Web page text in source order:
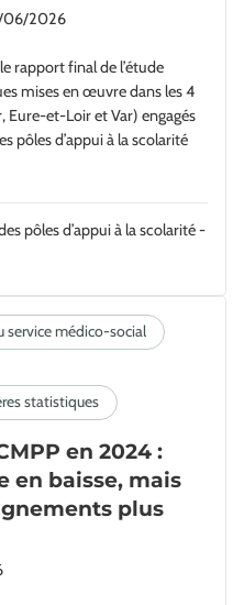
06/2026
rapport final de l’étude
mises en œuvre dans les 4
Eure-et-Loir et Var) engagés
pôles d’appui à la scolarité
pôles d’appui à la scolarité -
dans une nouvelle fenêtre)
en 2024 :
en baisse, mais
plus